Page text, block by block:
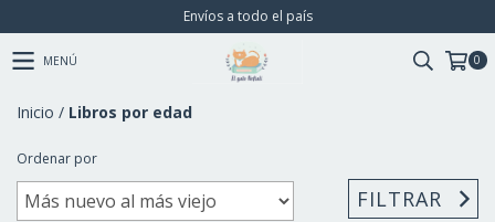
Envíos a todo el país
MENÚ 0
Inicio / Libros por edad
Ordenar por
FILTRAR